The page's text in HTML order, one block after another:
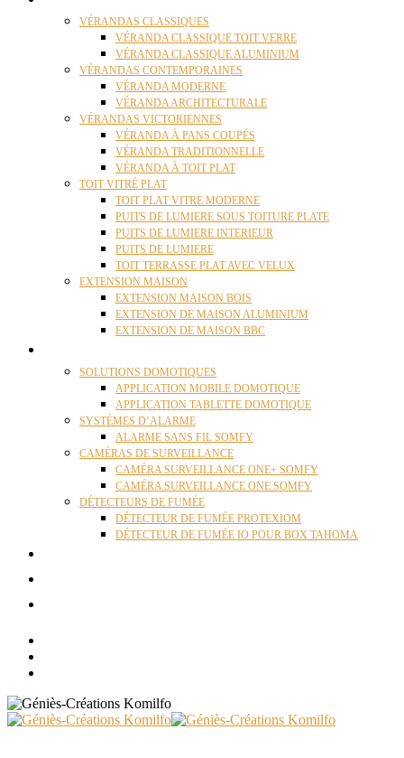
VÉRANDAS CLASSIQUES
VÉRANDA CLASSIQUE TOIT VERRE
VÉRANDA CLASSIQUE ALUMINIUM
VÉRANDAS CONTEMPORAINES
VÉRANDA MODERNE
VÉRANDA ARCHITECTURALE
VÉRANDAS VICTORIENNES
VÉRANDA À PANS COUPÉS
VÉRANDA TRADITIONNELLE
VÉRANDA À TOIT PLAT
TOIT VITRÉ PLAT
TOIT PLAT VITRE MODERNE
PUITS DE LUMIERE SOUS TOITURE PLATE
PUITS DE LUMIERE INTERIEUR
PUITS DE LUMIERE
TOIT TERRASSE PLAT AVEC VELUX
EXTENSION MAISON
EXTENSION MAISON BOIS
EXTENSION DE MAISON ALUMINIUM
EXTENSION DE MAISON BBC
SOLUTIONS DOMOTIQUES
APPLICATION MOBILE DOMOTIQUE
APPLICATION TABLETTE DOMOTIQUE
SYSTÈMES D’ALARME
ALARME SANS FIL SOMFY
CAMÉRAS DE SURVEILLANCE
CAMÉRA SURVEILLANCE ONE+ SOMFY
CAMÉRA SURVEILLANCE ONE SOMFY
DÉTECTEURS DE FUMÉE
DÉTECTEUR DE FUMÉE PROTEXIOM
DÉTECTEUR DE FUMÉE IO POUR BOX TAHOMA